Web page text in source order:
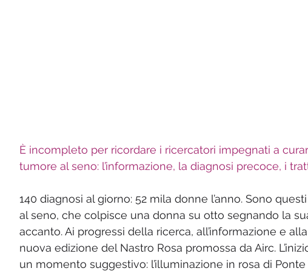
È incompleto per ricordare i ricercatori impegnati a
tumore al seno: l’informazione, la diagnosi precoce, i
140 diagnosi al giorno: 52 mila donne l’anno. Sono
al seno, che colpisce una donna su otto segnando la
accanto. Ai progressi della ricerca, all’informazione e
nuova edizione del Nastro Rosa promossa da Airc.
un momento suggestivo: l’illuminazione in rosa di